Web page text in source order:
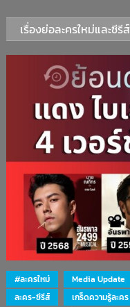
เรื่องย่อละครใหม่และซีรีส์
#ละครใหม่ Media Update
ละคร-ซีรีส์
เกร็ดความรู้ละคร